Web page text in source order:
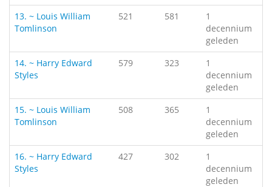
13. ~ Louis William
Tomlinson
521 581
1
decennium
geleden
14. ~ Harry Edward
Styles
579 323
1
decennium
geleden
15. ~ Louis William
Tomlinson
508 365
1
decennium
geleden
16. ~ Harry Edward
Styles
427 302
1
decennium
geleden